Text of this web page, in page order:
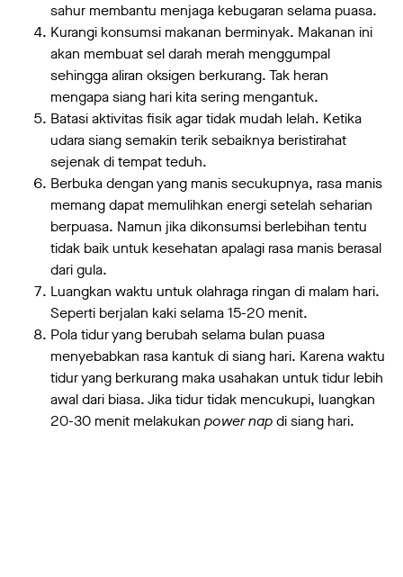
sahur membantu menjaga kebugaran selama puasa.
Kurangi konsumsi makanan berminyak. Makanan ini
akan membuat sel darah merah menggumpal
sehingga aliran oksigen berkurang. Tak heran
mengapa siang hari kita sering mengantuk.
Batasi aktivitas fisik agar tidak mudah lelah. Ketika
udara siang semakin terik sebaiknya beristirahat
sejenak di tempat teduh.
Berbuka dengan yang manis secukupnya, rasa manis
memang dapat memulihkan energi setelah seharian
berpuasa. Namun jika dikonsumsi berlebihan tentu
tidak baik untuk kesehatan apalagi rasa manis berasal
dari gula.
Luangkan waktu untuk olahraga ringan di malam hari.
Seperti berjalan kaki selama 15-20 menit.
Pola tidur yang berubah selama bulan puasa
menyebabkan rasa kantuk di siang hari. Karena waktu
tidur yang berkurang maka usahakan untuk tidur lebih
awal dari biasa. Jika tidur tidak mencukupi, luangkan
20-30 menit melakukan power napdi siang hari.